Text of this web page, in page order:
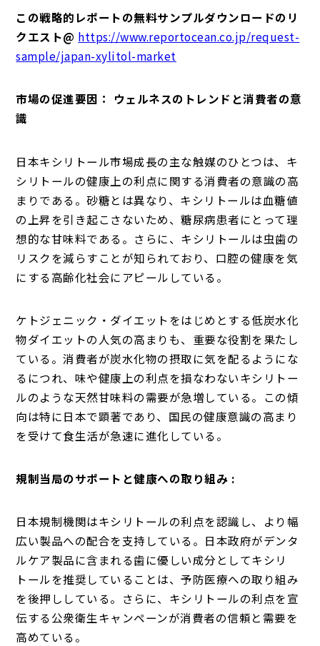
この戦略的レポートの無料サンプルダウンロードのリ
クエスト@ https://www.reportocean.co.jp/request-
sample/japan-xylitol-market
市場の促進要因： ウェルネスのトレンドと消費者の意
識
日本キシリトール市場成長の主な触媒のひとつは、キ
シリトールの健康上の利点に関する消費者の意識の高
まりである。砂糖とは異なり、キシリトールは血糖値
の上昇を引き起こさないため、糖尿病患者にとって理
想的な甘味料である。さらに、キシリトールは虫歯の
リスクを減らすことが知られており、口腔の健康を気
にする高齢化社会にアピールしている。
ケトジェニック・ダイエットをはじめとする低炭水化
物ダイエットの人気の高まりも、重要な役割を果たし
ている。消費者が炭水化物の摂取に気を配るようにな
るにつれ、味や健康上の利点を損なわないキシリトー
ルのような天然甘味料の需要が急増している。この傾
向は特に日本で顕著であり、国民の健康意識の高まり
を受けて食生活が急速に進化している。
規制当局のサポートと健康への取り組み :
日本規制機関はキシリトールの利点を認識し、より幅
広い製品への配合を支持している。日本政府がデンタ
ルケア製品に含まれる歯に優しい成分としてキシリ
トールを推奨していることは、予防医療への取り組み
を後押ししている。さらに、キシリトールの利点を宣
伝する公衆衛生キャンペーンが消費者の信頼と需要を
高めている。